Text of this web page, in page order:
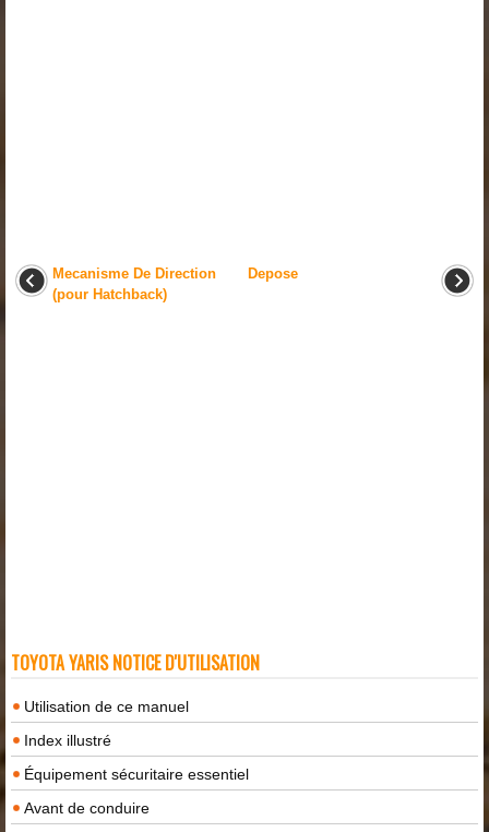
Mecanisme De Direction
(pour Hatchback)
Depose
TOYOTA YARIS NOTICE D'UTILISATION
Utilisation de ce manuel
Index illustré
Équipement sécuritaire essentiel
Avant de conduire